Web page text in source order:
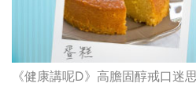
《健康講呢D》高膽固醇戒口迷思